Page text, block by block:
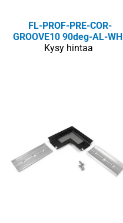
FL-PROF-PRE-COR-
GROOVE10 90deg-AL-WH
Kysy hintaa